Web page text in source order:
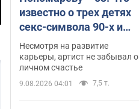
известно о трех детях
секс-символа 90-х и
как они выглядят
Несмотря на развитие
карьеры, артист не забывал о
личном счастье
9.08.2026 04:01 7,5 т.